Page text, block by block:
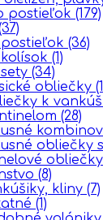
postieľok (179)
postieľok (36)
(1)
(34)
obliečky
k
(28)
obliečky
obliečky
(8)
kliny (7)
(1)